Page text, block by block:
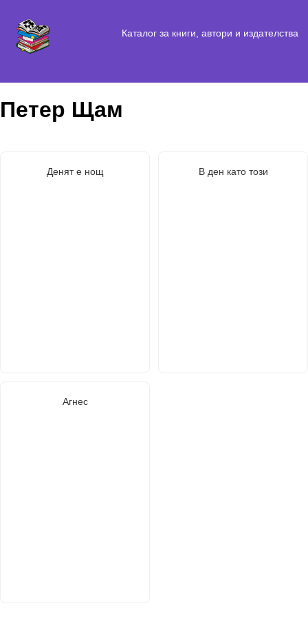
Каталог за книги, автори и издателства
Петер Щам
Денят е нощ В ден като този
Агнес